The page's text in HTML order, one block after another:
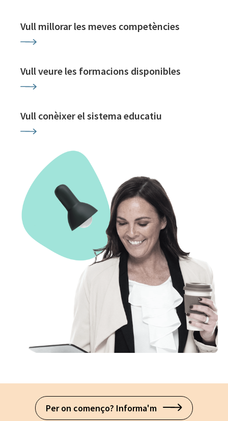
Vull millorar les meves competències
Vull veure les formacions disponibles
Vull conèixer el sistema educatiu
Per on començo? Informa'm